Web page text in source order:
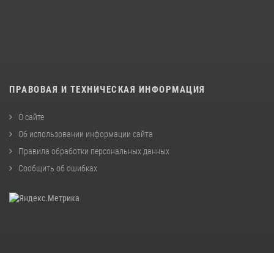
ПРАВОВАЯ И ТЕХНИЧЕСКАЯ ИНФОРМАЦИЯ
О сайте
Об использовании информации сайта
Правила обработки персональных данных
Сообщить об ошибках